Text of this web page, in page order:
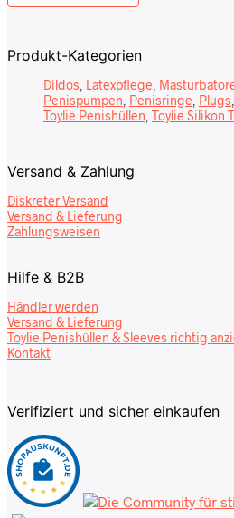
Produkt-Kategorien
Dildos Latexpflege
Penispumpen Penisringe Plugs
Toylie Penishüllen Toylie Silikon
Versand & Zahlung
Diskreter Versand
Versand & Lieferung
Zahlungsweisen
Hilfe & B2B
Händler werden
Versand & Lieferung
Toylie Penishüllen & Sleeves richtig
Kontakt
Verifiziert und sicher einkaufen